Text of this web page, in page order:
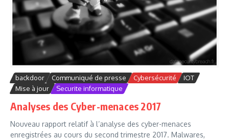
backdoor Communiqué de presse Cybersécurité
IOT
Mise à jour
Securite informatique
Analyses des Cyber-menaces 2017
Nouveau rapport relatif à l’analyse des cyber-menaces
enregistrées au cours du second trimestre 2017. Malwares,